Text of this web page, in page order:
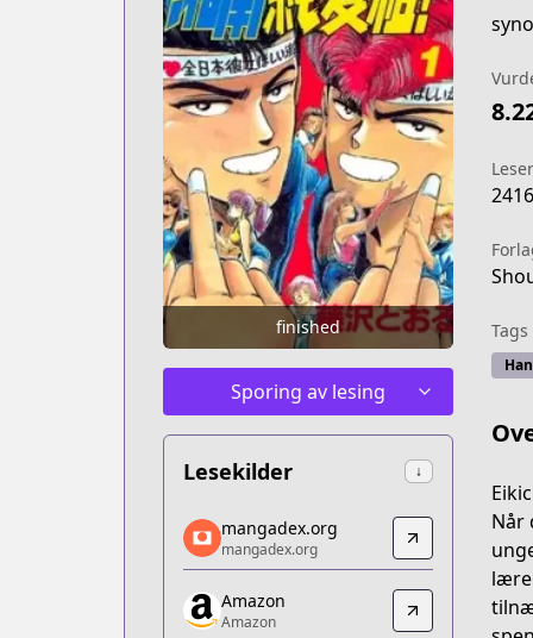
finished
Sporing av lesing
Lesekilder ↓
mangadex.org
mangadex.org
https://mangadex.org/title/857a4d6b-
Amazon
mangadex.org
mangadex.org
Amazon
Amazon
Tags
Når